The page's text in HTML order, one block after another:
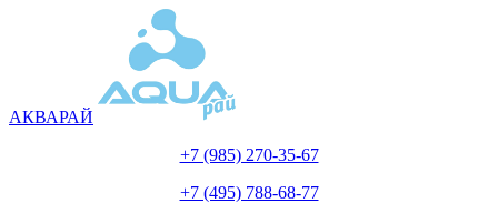
АКВАРАЙ
+7 (985) 270-35-67
+7 (495) 788-68-77